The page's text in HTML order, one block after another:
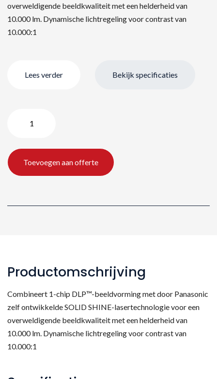
overweldigende beeldkwaliteit met een helderheid van
10.000 lm. Dynamische lichtregeling voor contrast van
10.000:1
Lees verder Bekijk specificaties
/
10000
Toevoegen aan offerte
Productomschrijving
Combineert 1-chip DLP™-beeldvorming met door Panasonic
zelf ontwikkelde SOLID SHINE-lasertechnologie voor een
overweldigende beeldkwaliteit met een helderheid van
10.000 lm. Dynamische lichtregeling voor contrast van
10.000:1